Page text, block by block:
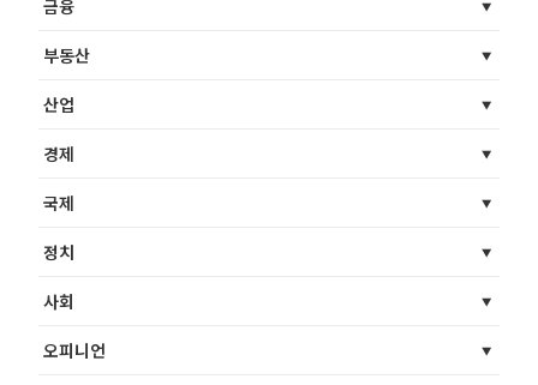
금융
부동산
산업
경제
국제
정치
사회
오피니언